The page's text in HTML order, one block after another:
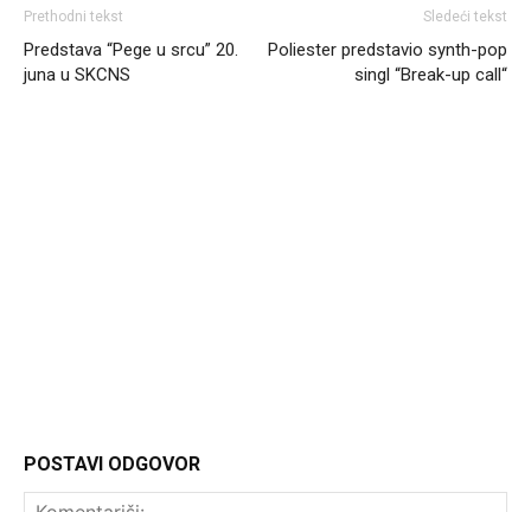
Prethodni tekst
Predstava “Pege u srcu” 20.
juna u SKCNS
Sledeći tekst
Poliester predstavio synth-pop
singl “Break-up call“
POSTAVI ODGOVOR